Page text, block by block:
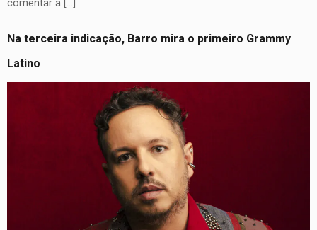
comentar a […]
Na terceira indicação, Barro mira o primeiro Grammy
Latino